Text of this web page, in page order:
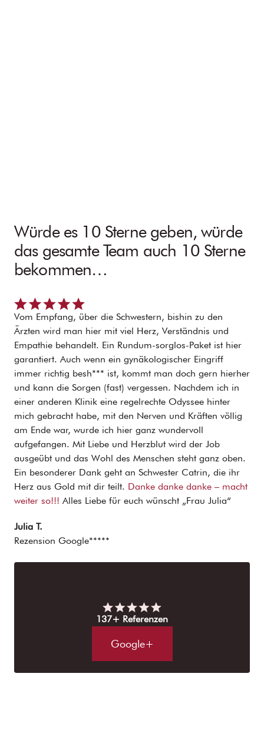
Würde es 10 Sterne geben, würde
das gesamte Team auch 10 Sterne
bekommen…
Vom Empfang, über die Schwestern, bishin zu den
Ärzten wird man hier mit viel Herz, Verständnis und
Empathie behandelt. Ein Rundum-sorglos-Paket ist hier
garantiert. Auch wenn ein gynäkologischer Eingriff
immer richtig besh*** ist, kommt man doch gern hierher
und kann die Sorgen (fast) vergessen. Nachdem ich in
einer anderen Klinik eine regelrechte Odyssee hinter
mich gebracht habe, mit den Nerven und Kräften völlig
am Ende war, wurde ich hier ganz wundervoll
aufgefangen. Mit Liebe und Herzblut wird der Job
ausgeübt und das Wohl des Menschen steht ganz oben.
Ein besonderer Dank geht an Schwester Catrin, die ihr
Herz aus Gold mit dir teilt. Danke danke danke – macht
weiter so!!! Alles Liebe für euch wünscht „Frau Julia“
Julia T.
Rezension Google*****
137+ Referenzen
Google+